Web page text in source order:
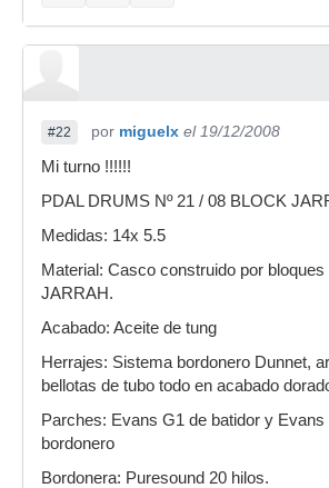
#22 por miguelx el 19/12/2008
Mi turno !!!!!!
PDAL DRUMS Nº 21 / 08 BLOCK
Medidas: 14x 5.5
Material: Casco construido por
JARRAH.
Acabado: Aceite de tung
Herrajes: Sistema bordonero Dunnet,
bellotas de tubo todo en acabado
Parches: Evans G1 de batidor y
bordonero
Bordonera: Puresound 20 hilos.